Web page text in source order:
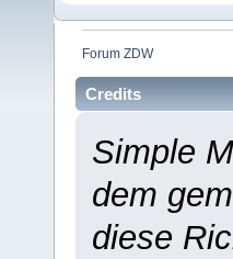
Forum ZDW
Credits
Simple
dem
diese